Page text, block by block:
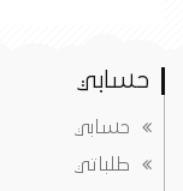
حسابي
حسابي
طلباتي